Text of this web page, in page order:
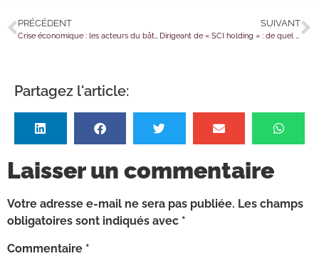
PRÉCÉDENT SUIVANT
Partagez l'article:
Laisser un commentaire
Votre adresse e-mail ne sera pas publiée. Les champs
obligatoires sont indiqués avec *
Commentaire *